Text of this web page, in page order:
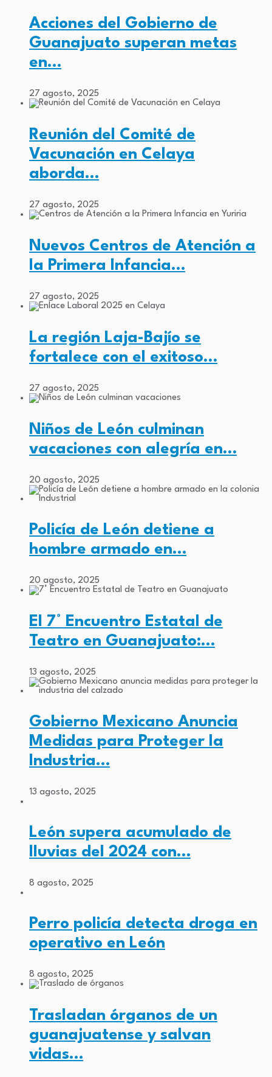
Acciones del Gobierno de
Guanajuato superan metas
en…
27 agosto, 2025
Reunión del Comité de
Vacunación en Celaya
aborda…
27 agosto, 2025
Nuevos Centros de Atención a
la Primera Infancia…
27 agosto, 2025
La región Laja-Bajío se
fortalece con el exitoso…
27 agosto, 2025
Niños de León culminan
vacaciones con alegría en…
20 agosto, 2025
Policía de León detiene a
hombre armado en…
20 agosto, 2025
El 7° Encuentro Estatal de
Teatro en Guanajuato:…
13 agosto, 2025
Gobierno Mexicano Anuncia
Medidas para Proteger la
Industria…
13 agosto, 2025
León supera acumulado de
lluvias del 2024 con…
8 agosto, 2025
Perro policía detecta droga en
operativo en León
8 agosto, 2025
Trasladan órganos de un
guanajuatense y salvan
vidas…